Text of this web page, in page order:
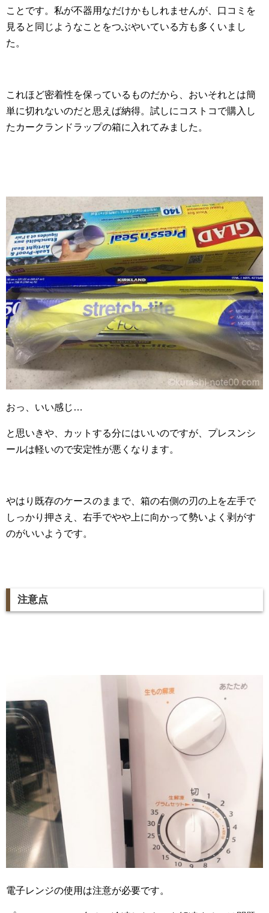
ことです。私が不器用なだけかもしれませんが、口コミを
見ると同じようなことをつぶやいている方も多くいまし
た。
これほど密着性を保っているものだから、おいそれとは簡
単に切れないのだと思えば納得。試しにコストコで購入し
たカークランドラップの箱に入れてみました。
おっ、いい感じ…
と思いきや、カットする分にはいいのですが、プレスンシ
ールは軽いので安定性が悪くなります。
やはり既存のケースのままで、箱の右側の刃の上を左手で
しっかり押さえ、右手でやや上に向かって勢いよく剥がす
のがいいようです。
注意点
電子レンジの使用は注意が必要です。